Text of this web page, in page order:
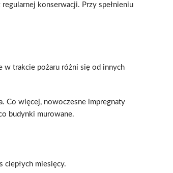
konserwacji. Przy spełnieniu
w trakcie pożaru różni się od innych
Co więcej, nowoczesne impregnaty
budynki murowane.
ciepłych miesięcy.